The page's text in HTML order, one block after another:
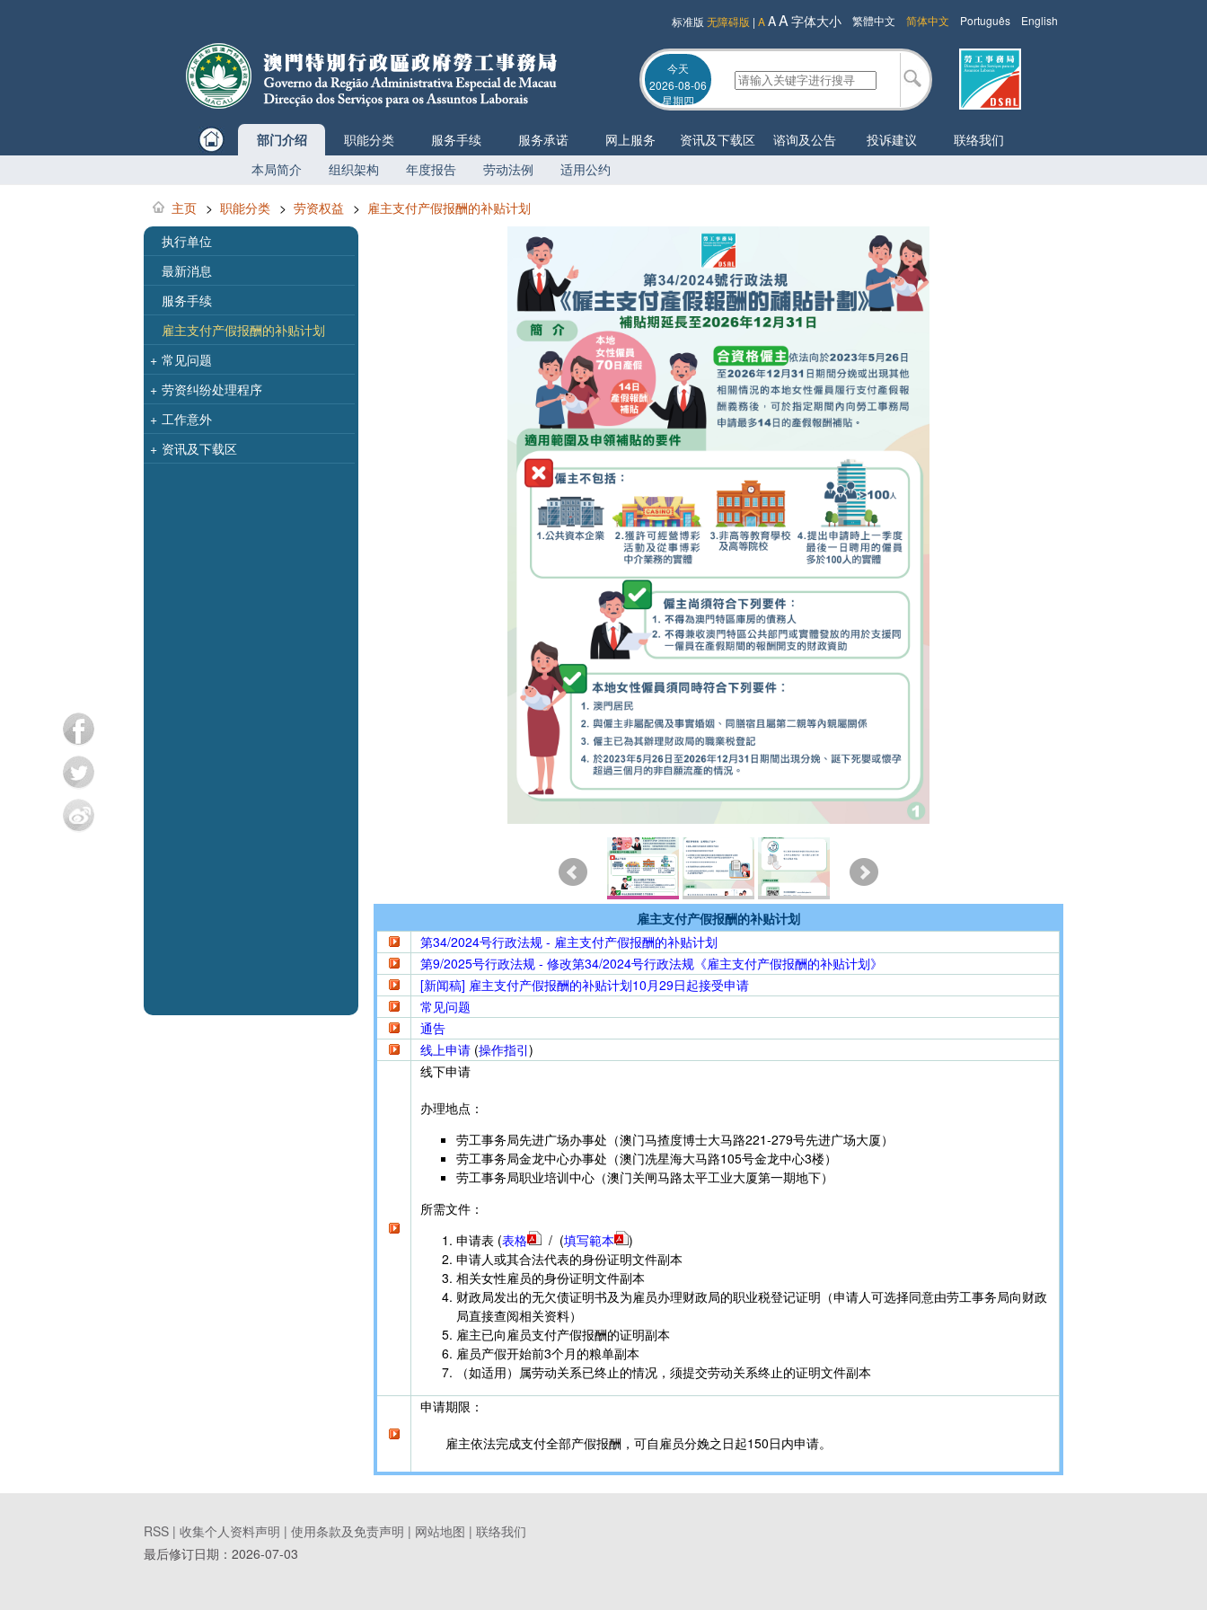
English
Português
简体中文
繁體中文
标准版 无障碍版 | AAA字体大小
今天
2026-08-06
星期四
部门介绍
本局简介
组织架构 年度报告 劳动法例 适用公约
职能分类 服务手续 服务承诺 网上服务 资讯及下载区 谘询及公告 投诉建议 联络我们
主页 > 职能分类 > 劳资权益 > 雇主支付产假报酬的补贴计划
执行单位
最新消息
服务手续
雇主支付产假报酬的补贴计划
+ 常见问题
+ 劳资纠纷处理程序
+ 工作意外
+ 资讯及下载区
雇主支付产假报酬的补贴计划
第34/2024号行政法规 - 雇主支付产假报酬的补贴计划
第9/2025号行政法规 - 修改第34/2024号行政法规《雇主支付产假报酬的补贴计划》
[新闻稿] 雇主支付产假报酬的补贴计划10月29日起接受申请
常见问题
通告
线上申请 (操作指引)
线下申请
办理地点：
劳工事务局先进广场办事处（澳门马揸度博士大马路221-279号先进广场大厦）
劳工事务局金龙中心办事处（澳门冼星海大马路105号金龙中心3楼）
劳工事务局职业培训中心（澳门关闸马路太平工业大厦第一期地下）
所需文件：
申请表 (表格 / (填写範本
)
申请人或其合法代表的身份证明文件副本
相关女性雇员的身份证明文件副本
财政局发出的无欠债证明书及为雇员办理财政局的职业税登记证明（申请人可选择同意由劳工事务局向财政
局直接查阅相关资料）
雇主已向雇员支付产假报酬的证明副本
雇员产假开始前3个月的粮单副本
（如适用）属劳动关系已终止的情况，须提交劳动关系终止的证明文件副本
申请期限：
雇主依法完成支付全部产假报酬，可自雇员分娩之日起150日内申请。
RSS | 收集个人资料声明 | 使用条款及免责声明 | 网站地图 | 联络我们
最后修订日期： 2026-07-03